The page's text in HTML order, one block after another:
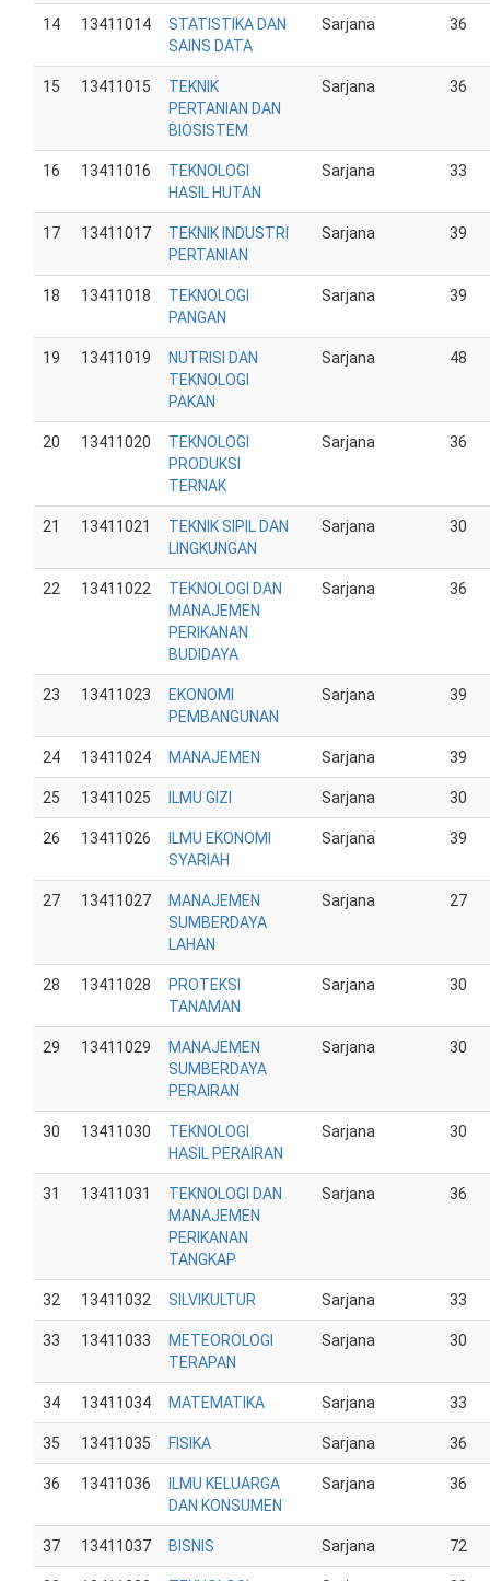
14 13411014
STATISTIKA DAN
SAINS DATA
Sarjana 36
15 13411015
TEKNIK
PERTANIAN DAN
BIOSISTEM
Sarjana 36
16 13411016
TEKNOLOGI
HASIL HUTAN
Sarjana 33
17 13411017
TEKNIK INDUSTRI
PERTANIAN
Sarjana 39
18 13411018
TEKNOLOGI
PANGAN
Sarjana 39
19 13411019
NUTRISI DAN
TEKNOLOGI
PAKAN
Sarjana 48
20 13411020
TEKNOLOGI
PRODUKSI
TERNAK
Sarjana 36
21 13411021
TEKNIK SIPIL DAN
LINGKUNGAN
Sarjana 30
22 13411022
TEKNOLOGI DAN
MANAJEMEN
PERIKANAN
BUDIDAYA
Sarjana 36
23 13411023
EKONOMI
PEMBANGUNAN
Sarjana 39
24 13411024 MANAJEMEN Sarjana 39
25 13411025 ILMU GIZI Sarjana 30
26 13411026
ILMU EKONOMI
SYARIAH
Sarjana 39
27 13411027
MANAJEMEN
SUMBERDAYA
LAHAN
Sarjana 27
28 13411028
PROTEKSI
TANAMAN
Sarjana 30
29 13411029
MANAJEMEN
SUMBERDAYA
PERAIRAN
Sarjana 30
30 13411030
TEKNOLOGI
HASIL PERAIRAN
Sarjana 30
31 13411031
TEKNOLOGI DAN
MANAJEMEN
PERIKANAN
TANGKAP
Sarjana 36
32 13411032 SILVIKULTUR Sarjana 33
33 13411033
METEOROLOGI
TERAPAN
Sarjana 30
34 13411034 MATEMATIKA Sarjana 33
35 13411035 FISIKA Sarjana 36
36 13411036
ILMU KELUARGA
DAN KONSUMEN
Sarjana 36
37 13411037 BISNIS Sarjana 72